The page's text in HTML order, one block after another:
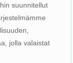
suunnitellut
jolla valaistat